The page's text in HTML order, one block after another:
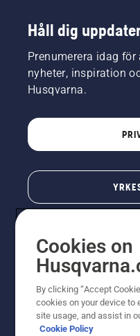
Håll dig
Prenumerera idag
nyheter, inspiration
Husqvarna.
Cookies on
By clicking “Accept
cookies on your device to
site usage, and assist in
Cookie Policy